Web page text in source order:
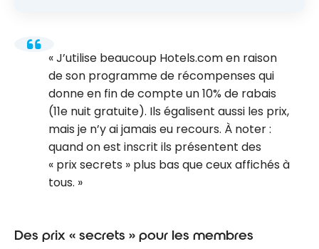
J’utilise beaucoup Hotels.com en raison
de son programme de récompenses qui
donne en fin de compte un 10% de rabais
(11e nuit gratuite). Ils égalisent aussi les prix,
mais je n’y ai jamais eu recours. À noter :
quand on est inscrit ils présentent des
« prix secrets » plus bas que ceux affichés à
tous.
Des prix « secrets » pour les membres